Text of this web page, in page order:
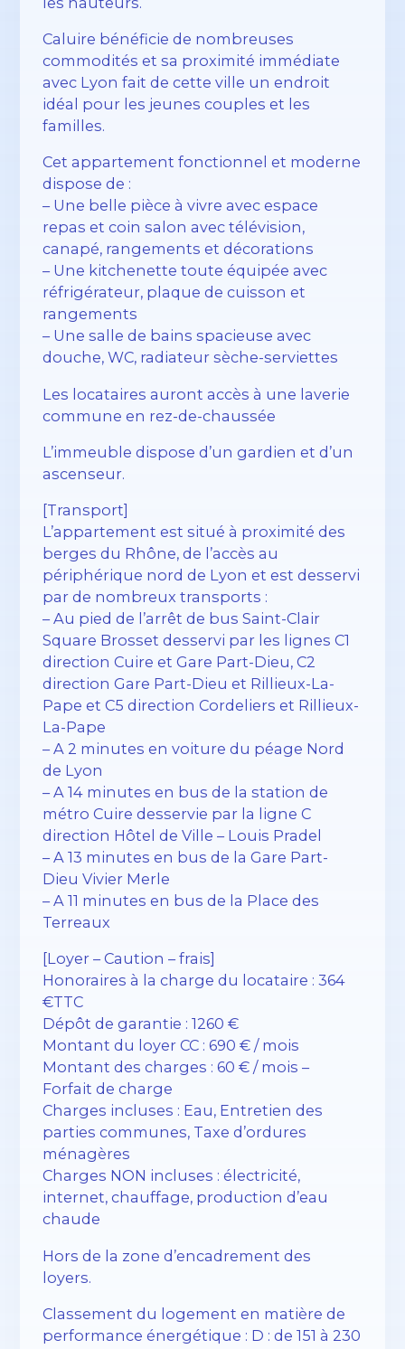
Caluire bénéficie de nombreuses
commodités et sa proximité immédiate
avec Lyon fait de cette ville un endroit
idéal pour les jeunes couples et les
familles.
Cet appartement fonctionnel et moderne
dispose de :
– Une belle pièce à vivre avec espace
repas et coin salon avec télévision,
canapé, rangements et décorations
– Une kitchenette toute équipée avec
réfrigérateur, plaque de cuisson et
rangements
– Une salle de bains spacieuse avec
douche, WC, radiateur sèche-serviettes
Les locataires auront accès à une laverie
commune en rez-de-chaussée
L’immeuble dispose d’un gardien et d’un
ascenseur.
[Transport]
L’appartement est situé à proximité des
berges du Rhône, de l’accès au
périphérique nord de Lyon et est desservi
par de nombreux transports :
– Au pied de l’arrêt de bus Saint-Clair
Square Brosset desservi par les lignes C1
direction Cuire et Gare Part-Dieu, C2
direction Gare Part-Dieu et Rillieux-La-
Pape et C5 direction Cordeliers et Rillieux-
La-Pape
– A 2 minutes en voiture du péage Nord
de Lyon
– A 14 minutes en bus de la station de
métro Cuire desservie par la ligne C
direction Hôtel de Ville – Louis Pradel
– A 13 minutes en bus de la Gare Part-
Dieu Vivier Merle
– A 11 minutes en bus de la Place des
Terreaux
[Loyer – Caution – frais]
Honoraires à la charge du locataire : 364
€TTC
Dépôt de garantie : 1260 €
Montant du loyer CC : 690 € / mois
Montant des charges : 60 € / mois –
Forfait de charge
Charges incluses : Eau, Entretien des
parties communes, Taxe d’ordures
ménagères
Charges NON incluses : électricité,
internet, chauffage, production d’eau
chaude
Hors de la zone d’encadrement des
loyers.
Classement du logement en matière de
performance énergétique : D : de 151 à 230